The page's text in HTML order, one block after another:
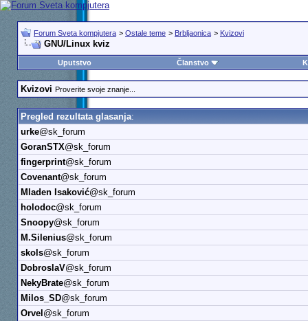
Forum Sveta kompjutera > Ostale teme > Brbljaonica > Kvizovi
GNU/Linux kviz
Uputstvo Članstvo
Kvizovi Proverite svoje znanje...
Pregled rezultata glasanja:
urke@sk_forum
GoranSTX@sk_forum
fingerprint@sk_forum
Covenant@sk_forum
Mladen Isaković@sk_forum
holodoc@sk_forum
Snoopy@sk_forum
M.Silenius@sk_forum
skols@sk_forum
DobroslaV@sk_forum
NekyBrate@sk_forum
Milos_SD@sk_forum
Orvel @sk_forum